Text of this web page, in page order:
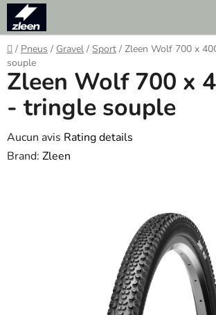
Skip
content
Home
/ Pneus / Gravel / Sport / Zleen Wolf 700 x
souple
Zleen Wolf 700 x
- tringle souple
The
average
Aucun avis Rating details
Brand: Zleen